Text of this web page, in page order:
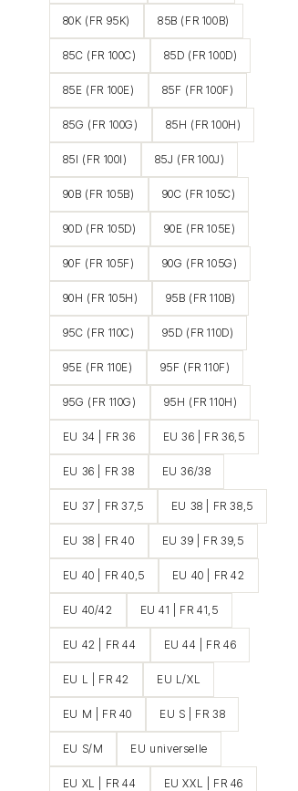
80K (FR 95K) 85B (FR 100B)
85C (FR 100C) 85D (FR 100D)
85E (FR 100E) 85F (FR 100F)
85G (FR 100G) 85H (FR 100H)
85I (FR 100I) 85J (FR 100J)
90B (FR 105B) 90C (FR 105C)
90D (FR 105D) 90E (FR 105E)
90F (FR 105F) 90G (FR 105G)
90H (FR 105H) 95B (FR 110B)
95C (FR 110C) 95D (FR 110D)
95E (FR 110E) 95F (FR 110F)
95G (FR 110G) 95H (FR 110H)
EU 34 | FR 36 EU 36 | FR 36,5
EU 36 | FR 38 EU 36/38
EU 37 | FR 37,5 EU 38 | FR 38,5
EU 38 | FR 40 EU 39 | FR 39,5
EU 40 | FR 40,5 EU 40 | FR 42
EU 40/42 EU 41 | FR 41,5
EU 42 | FR 44 EU 44 | FR 46
EU L | FR 42 EU L/XL
EU M | FR 40 EU S | FR 38
EU S/M EU universelle
EU XL | FR 44 EU XXL | FR 46